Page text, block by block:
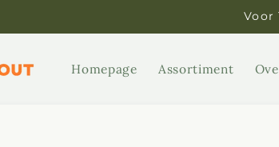
Voor
Homepage Assortiment